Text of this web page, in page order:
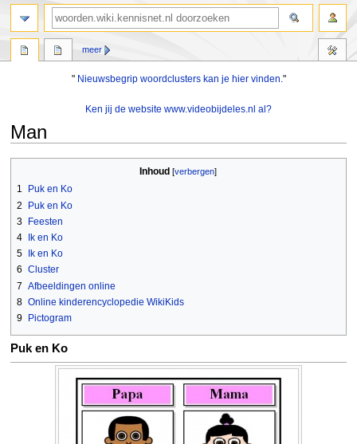
" Nieuwsbegrip woordclusters kan je hier vinden."
Ken jij de website www.videobijdeles.nl al?
Man
springen
springen
Inhoud
1
Puk en Ko
2
Puk en Ko
3 Feesten
4
Ik en Ko
5
Ik en Ko
6 Cluster
7 Afbeeldingen online
8 Online kinderencyclopedie WikiKids
9
Pictogram
Puk en Ko
meer
zoeken